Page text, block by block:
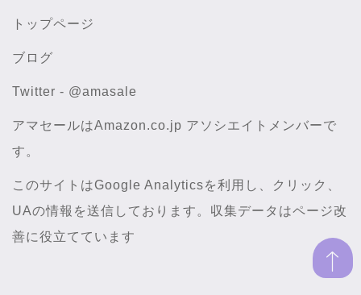
トップページ
ブログ
Twitter - @amasale
アマセールはAmazon.co.jp アソシエイトメンバーで
す。
このサイトはGoogle Analyticsを利用し、クリック、
UAの情報を送信しております。収集データはページ改
善に役立てています